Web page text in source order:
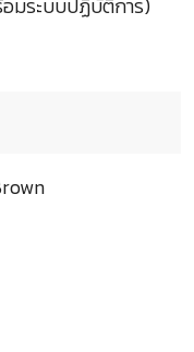
มระบบปฏิบัติการ)